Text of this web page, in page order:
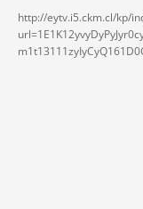
http://eytv.i5.ckm.cl/kp/